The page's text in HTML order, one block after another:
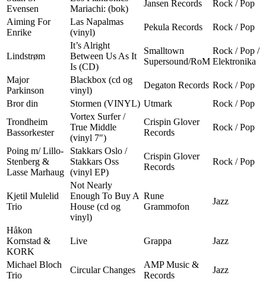
Evensen
Mariachi: (bok)
Jansen Records
Rock / Pop
Aiming For
Enrike
Las Napalmas
(vinyl)
Pekula Records Rock / Pop
Lindstrøm
It’s Alright
Between Us As It
Is (CD)
Smalltown
Supersound/RoM
Rock / Pop /
Elektronika
Major
Parkinson
Blackbox (cd og
vinyl)
Degaton Records Rock / Pop
Bror din
Stormen (VINYL) Utmark
Rock / Pop
Trondheim
Bassorkester
Vortex Surfer /
True Middle
(vinyl 7″)
Crispin Glover
Records
Rock / Pop
Poing m/ Lillo-
Stenberg &
Lasse Marhaug
Stakkars Oslo /
Stakkars Oss
(vinyl EP)
Crispin Glover
Records
Rock / Pop
Kjetil Mulelid
Trio
Not Nearly
Enough To Buy A
House (cd og
vinyl)
Rune
Grammofon
Jazz
Håkon
Kornstad &
KORK
Live Grappa Jazz
Michael Bloch
Trio
Circular Changes
AMP Music &
Records
Jazz